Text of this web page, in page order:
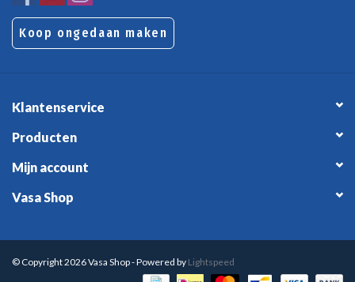
Koop ongedaan maken
Klantenservice
Producten
Mijn account
Vasa Shop
© Copyright 2026 Vasa Shop - Powered by Lightspeed